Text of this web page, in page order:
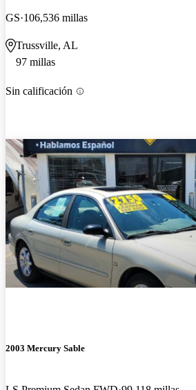
GS 106,536 millas
Trussville, AL
97 millas
Sin calificación
2003 Mercury Sable